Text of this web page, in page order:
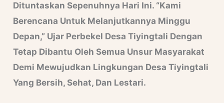
Dituntaskan Sepenuhnya Hari Ini. “Kami
Berencana Untuk Melanjutkannya Minggu
Depan,” Ujar Perbekel Desa Tiyingtali Dengan
Tetap Dibantu Oleh Semua Unsur Masyarakat
Demi Mewujudkan Lingkungan Desa Tiyingtali
Yang Bersih, Sehat, Dan Lestari.